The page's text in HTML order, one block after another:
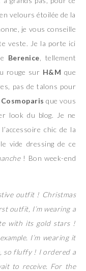
velours étoilée de la
je vous conseille
veste. Je la porte ici
Berenice , tellement
rouge sur H&M que
pas de talons pour
Cosmoparis que vous
look du blog. Je ne
chic de la
vide dressing de ce
! Bon week-end
outfit ! Christmas
outfit, I’m wearing a
with its gold stars !
I’m wearing it
so fluffy ! I ordered a
to receive. For the